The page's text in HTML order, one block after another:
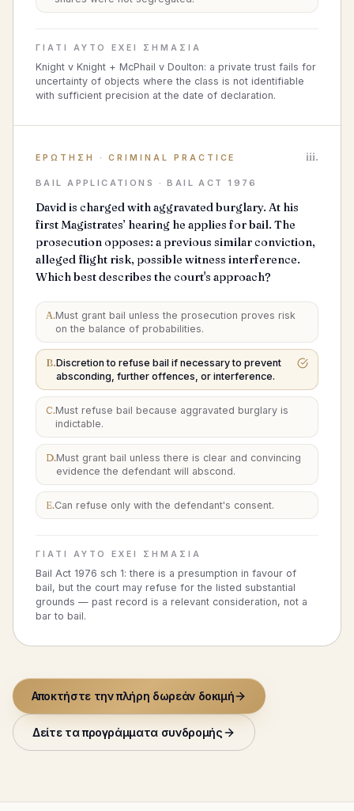
ΓΙΑΤΊ ΑΥΤΌ ΈΧΕΙ ΣΗΜΑΣΊΑ
Knight v Knight + McPhail v Doulton: a private trust fails for
uncertainty of objects where the class is not identifiable
with sufficient precision at the date of declaration.
ΕΡΏΤΗΣΗ ·CRIMINAL PRACTICE iii.
BAIL APPLICATIONS · BAIL ACT 1976
David is charged with aggravated burglary. At his
first Magistrates’ hearing he applies for bail. The
prosecution opposes: a previous similar conviction,
alleged flight risk, possible witness interference.
Which best describes the court's approach?
A.Must grant bail unless the prosecution proves risk
on the balance of probabilities.
B.Discretion to refuse bail if necessary to prevent
absconding, further offences, or interference.
C.Must refuse bail because aggravated burglary is
indictable.
D.Must grant bail unless there is clear and convincing
evidence the defendant will abscond.
E.Can refuse only with the defendant's consent.
ΓΙΑΤΊ ΑΥΤΌ ΈΧΕΙ ΣΗΜΑΣΊΑ
Bail Act 1976 sch 1: there is a presumption in favour of
bail, but the court may refuse for the listed substantial
grounds — past record is a relevant consideration, not a
bar to bail.
Αποκτήστε την πλήρη δωρεάν δοκιμή
Δείτε τα προγράμματα συνδρομής